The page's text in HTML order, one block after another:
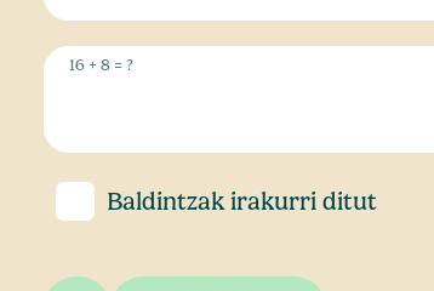
16 + 8 = ?
Baldintzakirakurri ditut